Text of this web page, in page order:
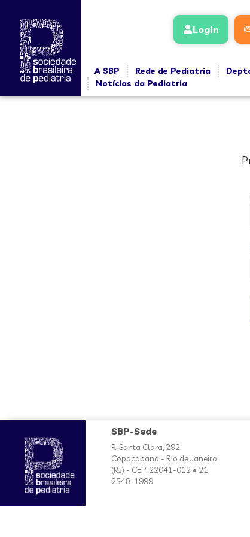
Login
A SBP Rede de Pediatria
Notícias da Pediatria
SBP-Sede
R. Santa Clara, 292
Copacabana - Rio de Janeiro
(RJ) - CEP: 22041-012 • 21
2548-1999